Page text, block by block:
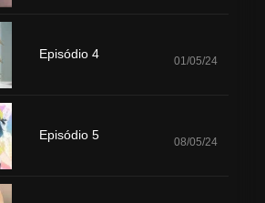
Episódio 4 01/05/24
Episódio 5 08/05/24